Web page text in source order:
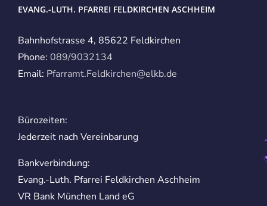
EVANG.-LUTH. PFARREI FELDKIRCHEN ASCHHEIM
Bahnhofstrasse 4, 85622 Feldkirchen
Phone: 089/9032134
Email: Pfarramt.Feldkirchen@elkb.de
Bürozeiten:
Jederzeit nach Vereinbarung
Bankverbindung:
Evang.-Luth. Pfarrei Feldkirchen Aschheim
VR Bank München Land eG